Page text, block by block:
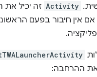
Activity זה יכיל
אם אין חיבור בפעם
את ההרחבה: